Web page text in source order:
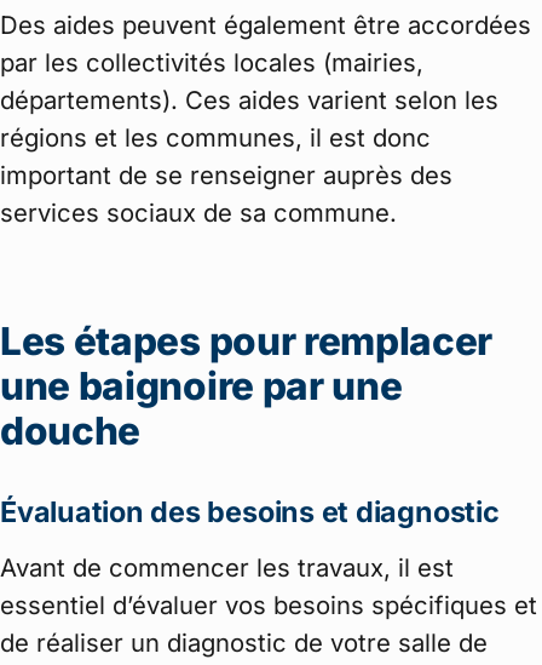
Des aides peuvent également être accordées
par les collectivités locales (mairies,
départements). Ces aides varient selon les
régions et les communes, il est donc
important de se renseigner auprès des
services sociaux de sa commune.
Les étapes pour remplacer
une baignoire par une
douche
Évaluation des besoins et diagnostic
Avant de commencer les travaux, il est
essentiel d’évaluer vos besoins spécifiques et
de réaliser un diagnostic de votre salle de